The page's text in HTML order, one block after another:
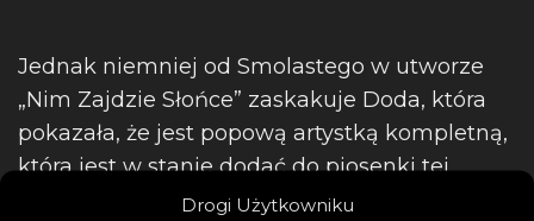
Drogi Użytkowniku
Jednak niemniej od Smolastego w utworze
„Nim Zajdzie Słońce” zaskakuje Doda, która
pokazała, że jest popową artystką kompletną,
która jest w stanie dodać do piosenki tej
magii, która sprawa, że chce jej się słuchać